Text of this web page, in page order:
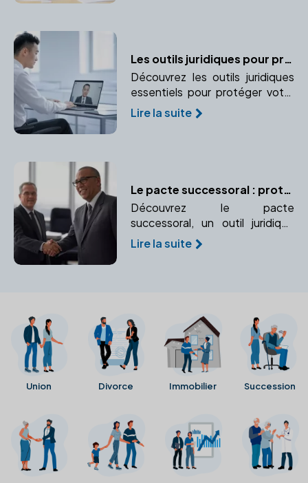
Les outils juridiques pour protéger l'entreprise et ses dirigeants
Découvrez les outils juridiques
essentiels pour protéger votre
entreprise et vos
responsabilités en tant que
Lire la suite
Le pacte successoral : protéger un proche ou garantir un accord
Découvrez le pacte
successoral, un outil juridique
permettant d'organiser et de
sécuriser des accords entre
Lire la suite
Union Divorce Immobilier Succession